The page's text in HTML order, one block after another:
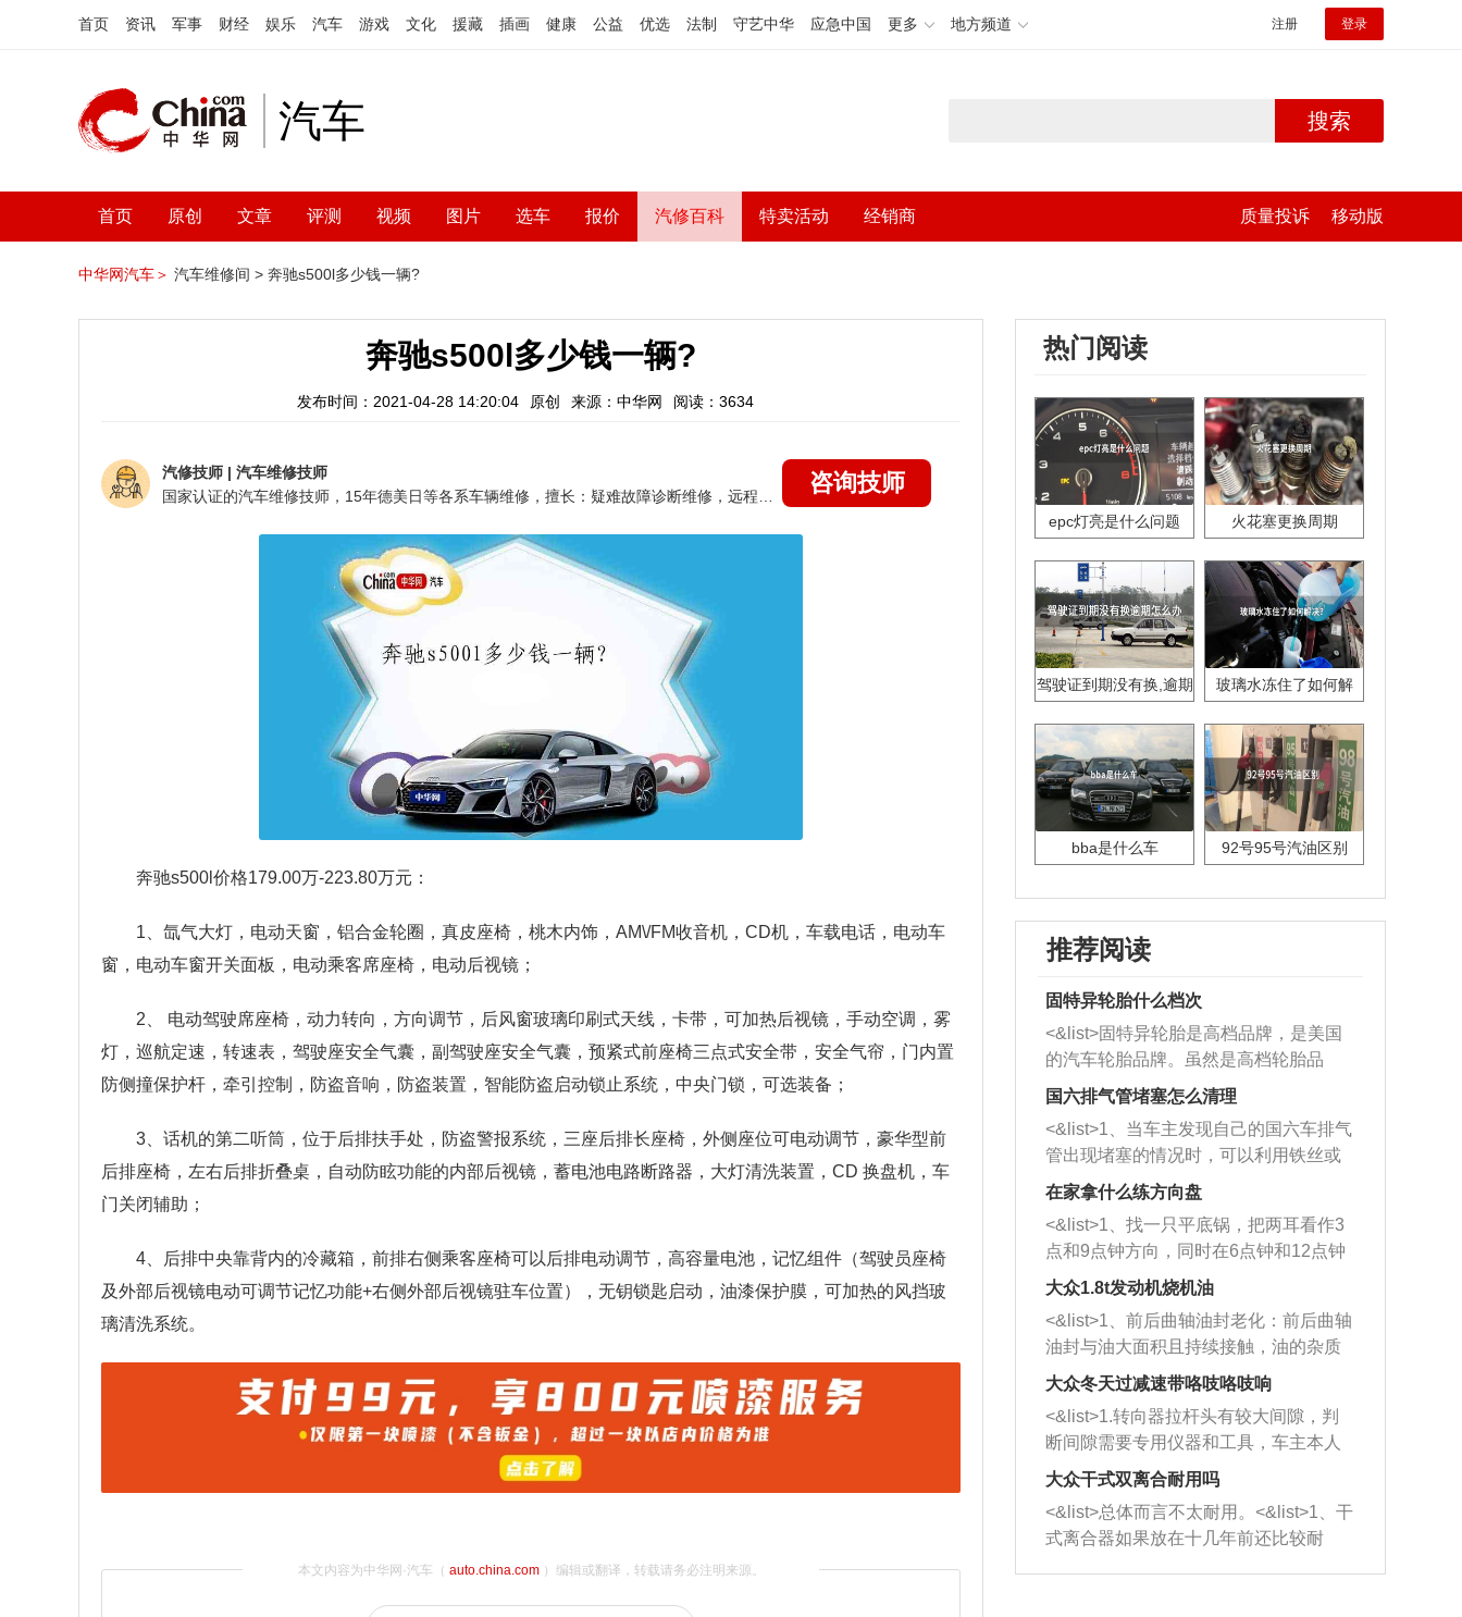
首页 资讯 军事 财经 娱乐 汽车 游戏 文化 援藏 插画 健康 公益 优选 法制 守艺中华 应急中国 更多 地方频道 注册 登录
汽车 搜索
首页 原创 文章 评测 视频 图片 选车 报价 汽修百科 特卖活动 经销商 质量投诉 移动版
中华网汽车＞ 汽车维修间 > 奔驰s500l多少钱一辆?
奔驰s500l多少钱一辆?
发布时间：2021-04-28 14:20:04 原创 来源：中华网 阅读：3634
汽修技师 | 汽车维修技师
咨询技师
奔驰s500l价格179.00万-223.80万元：
1、氙气大灯，电动天窗，铝合金轮圈，真皮座椅，桃木内饰，AM\/FM收音机，CD机，车载电话，电动车
窗，电动车窗开关面板，电动乘客席座椅，电动后视镜；
2、 电动驾驶席座椅，动力转向，方向调节，后风窗玻璃印刷式天线，卡带，可加热后视镜，手动空调，雾
灯，巡航定速，转速表，驾驶座安全气囊，副驾驶座安全气囊，预紧式前座椅三点式安全带，安全气帘，门内置
防侧撞保护杆，牵引控制，防盗音响，防盗装置，智能防盗启动锁止系统，中央门锁，可选装备；
3、话机的第二听筒，位于后排扶手处，防盗警报系统，三座后排长座椅，外侧座位可电动调节，豪华型前
后排座椅，左右后排折叠桌，自动防眩功能的内部后视镜，蓄电池电路断路器，大灯清洗装置，CD 换盘机，车
门关闭辅助；
4、后排中央靠背内的冷藏箱，前排右侧乘客座椅可以后排电动调节，高容量电池，记忆组件（驾驶员座椅
及外部后视镜电动可调节记忆功能+右侧外部后视镜驻车位置），无钥锁匙启动，油漆保护膜，可加热的风挡玻
璃清洗系统。
本文内容为中华网·汽车（ auto.china.com）编辑或翻译，转载请务必注明来源。
热门阅读
epc灯亮是什么问题 火花塞更换周期
驾驶证到期没有换,逾期
玻璃水冻住了如何解
bba是什么车 92号95号汽油区别
推荐阅读
固特异轮胎什么档次
<&list>固特异轮胎是高档品牌，是美国
的汽车轮胎品牌。虽然是高档轮胎品
牌，但是中高低端的轮胎都有生产，这
也是为了更好的开拓市场。
国六排气管堵塞怎么清理
<&list>1、当车主发现自己的国六车排气
管出现堵塞的情况时，可以利用铁丝或
者是细棍，直接将杂物给取出来，如果
堵塞情况比较严重，也可以采取应急措
施。 <&list>2、直接利用木棍将所有的
杂物推到排气管里面的位置处，然后将
三元催化器拆解开，就可以将堵塞的东
西取出来。但如果是因为积碳过多引起
的堵塞，就需要将三元催化器泡在草酸
洗剂对堵塞的情况得到解决，将清洗剂
放在燃油箱中，与燃油混合后，车辆启
动时，就可以和汽油一起进入到燃烧
室，最后形成废气排出，就可以让三元
催化器得到清洗，排气管堵塞的情况就
能够得到解决。
在家拿什么练方向盘
<&list>1、找一只平底锅，把两耳看作3
点和9点钟方向，同时在6点钟和12点钟
方向做一个标记。 <&list>2、双手握住
一圈半的练习，往右同样也要打相同的
圈数。 <&list>3、最后强调要反复练
习，这样就可以形成肌肉记忆，在真实
驾驶车辆时，不需要记忆也能打好方
向。
大众1.8t发动机烧机油
<&list>1、前后曲轴油封老化：前后曲轴
油封与油大面积且持续接触，油的杂质
和发动机内持续温度变化使其密封效果
逐渐减弱，导致渗油或漏油。<&list>2、
活塞间隙过大：积碳会使活塞环与缸体
的间隙扩大，导致机油流入燃烧室中，
造成烧机油。<&list>3、机油粘度。使用
机油粘度过小的话，同样会有烧机油现
象，机油粘度过小具有很好的流动性，
大众冬天过减速带咯吱咯吱响
<&list>1.转向器拉杆头有较大间隙，判
断间隙需要专用仪器和工具，车主本人
无法制作，需要将车辆送到修理厂或4s
店；<&list>2.车辆半轴套管防尘罩破
裂，破裂后会出现漏油现象，使半轴磨
损严重，磨损的半轴容易损坏，产生异
响；<&list>3.稳定器的转向胶套和球头
大众干式双离合耐用吗
<&list>总体而言不太耐用。<&list>1、干
式离合器如果放在十几年前还比较耐